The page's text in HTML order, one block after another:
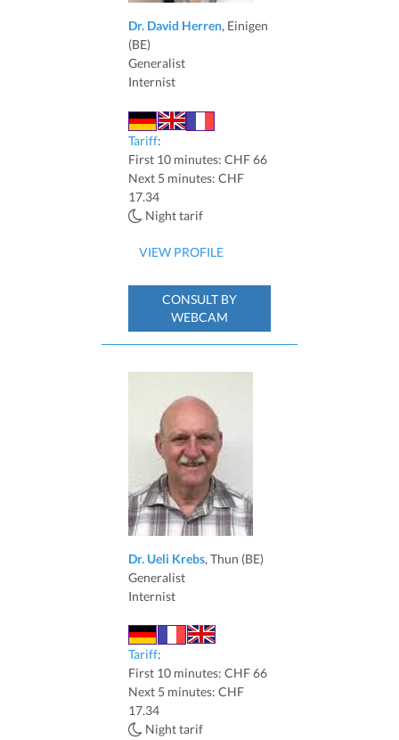
Dr. David Herren, Einigen
(BE)
Generalist
Internist
Tariff:
First 10 minutes: CHF 66
Next 5 minutes: CHF
17.34
Night tarif
VIEW PROFILE
CONSULT BY
WEBCAM
Dr. Ueli Krebs, Thun (BE)
Generalist
Internist
Tariff:
First 10 minutes: CHF 66
Next 5 minutes: CHF
17.34
Night tarif